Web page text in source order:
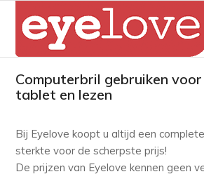
Computerbril gebruiken voor
tablet en lezen
Bij Eyelove koopt u altijd een
sterkte voor de scherpste prijs!
De prijzen van Eyelove kennen geen